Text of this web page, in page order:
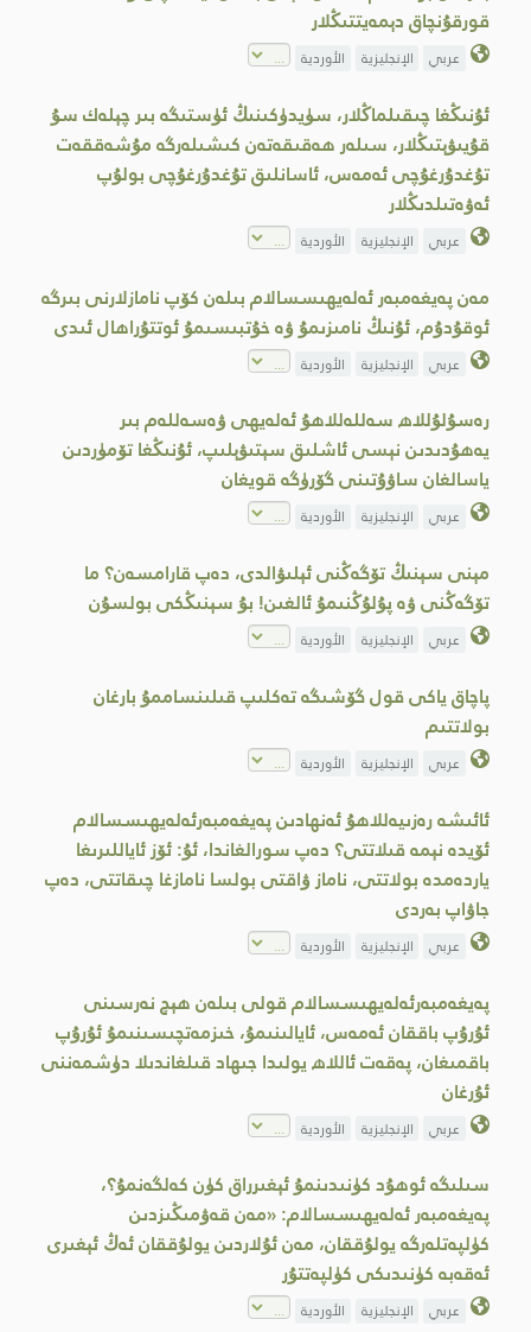
قورقۇنچاق دېمەيتتىڭلار
عربي الإنجليزية الأوردية
ئۇنىڭغا چىقىلماڭلار، سۈيدۈكىنىڭ ئۈستىگە بىر چېلەك سۇ
قۇيىۋېتىڭلار، سىلەر ھەقىقەتەن كىشىلەرگە مۇشەققەت
تۇغدۇرغۇچى ئەمەس، ئاسانلىق تۇغدۇرغۇچى بولۇپ
ئەۋەتىلدىڭلار
عربي الإنجليزية الأوردية
مەن پەيغەمبەر ئەلەيھىسسالام بىلەن كۆپ نامازلارنى بىرگە
ئوقۇدۇم، ئۇنىڭ نامىزىمۇ ۋە خۇتبىسىمۇ ئوتتۇراھال ئىدى
عربي الإنجليزية الأوردية
رەسۇلۇللاھ سەللەللاھۇ ئەلەيھى ۋەسەللەم بىر
يەھۇدىدىن نېسى ئاشلىق سېتىۋېلىپ، ئۇنىڭغا تۆمۈردىن
ياسالغان ساۋۇتىنى گۆرۈگە قويغان
عربي الإنجليزية الأوردية
مېنى سېنىڭ تۆگەڭنى ئېلىۋالدى، دەپ قارامسەن؟ ما
تۆگەڭنى ۋە پۇلۇڭنىمۇ ئالغىن! بۇ سېنىڭكى بولسۇن
عربي الإنجليزية الأوردية
پاچاق ياكى قول گۆشىگە تەكلىپ قىلىنساممۇ بارغان
بولاتتىم
عربي الإنجليزية الأوردية
ئائىشە رەزىيەللاھۇ ئەنھادىن پەيغەمبەرئەلەيھىسسالام
ئۆيدە نېمە قىلاتتى؟ دەپ سورالغاندا، ئۇ: ئۆز ئاياللىرىغا
ياردەمدە بولاتتى، ناماز ۋاقتى بولسا نامازغا چىقاتتى، دەپ
جاۋاپ بەردى
عربي الإنجليزية الأوردية
پەيغەمبەرئەلەيھىسسالام قولى بىلەن ھېچ نەرسىنى
ئۇرۇپ باققان ئەمەس، ئايالىنىمۇ، خىزمەتچىسىنىمۇ ئۇرۇپ
باقمىغان، پەقەت ئاللاھ يولىدا جىھاد قىلغاندىلا دۈشمەننى
ئۇرغان
عربي الإنجليزية الأوردية
سىلىگە ئوھۇد كۈنىدىنمۇ ئېغىرراق كۈن كەلگەنمۇ؟،
پەيغەمبەر ئەلەيھىسسالام: «مەن قەۋمىڭىزدىن
كۈلپەتلەرگە يولۇققان، مەن ئۇلاردىن يولۇققان ئەڭ ئېغىرى
ئەقەبە كۈنىدىكى كۈلپەتتۇر
عربي الإنجليزية الأوردية